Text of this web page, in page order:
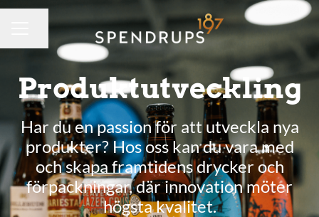
KARRIÄRMENY
Dela sidan
Produktutveckling
Har du en passion för att utveckla nya
produkter? Hos oss kan du vara med
och skapa framtidens drycker och
förpackningar, där innovation möter
högsta kvalitet.